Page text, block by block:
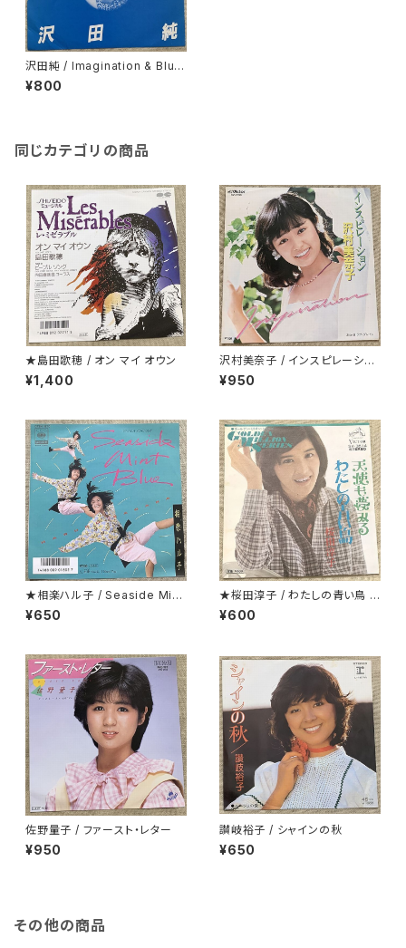
沢田純 / Imagination & Blue
プロモ用
¥800
同じカテゴリの商品
★島田歌穂 / オン マイ オウン
¥1,400
沢村美奈子 / インスピレーショ
ン
¥950
★相楽ハル子 / Seaside Mint
Blue
¥650
★桜田淳子 / わたしの青い鳥 カ
ップリング盤
¥600
佐野量子 / ファースト・レター
¥950
讃岐裕子 / シャインの秋
¥650
その他の商品